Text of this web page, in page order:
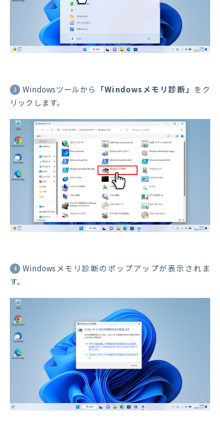
3 Windowsツールから 「Windowsメモリ診断」 をク
リックします。
4
Windowsメモリ診断のポップアップが表示されま
す。